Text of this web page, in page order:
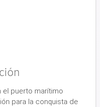
el puerto marítimo
para la conquista de